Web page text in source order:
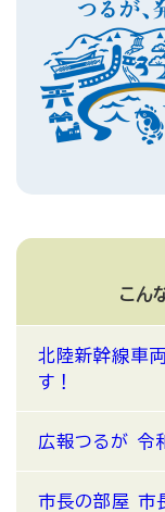
こん
北陸新幹線車
す！
広報つるが 令
市長の部屋 市